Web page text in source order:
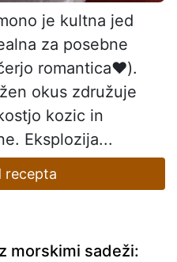
je kultna jed
za posebne
romantica❤️).
okus združuje
kozic in
Eksplozija...
recepta
morskimi sadeži: